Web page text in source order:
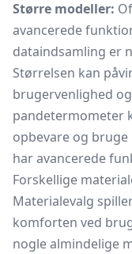
Større modeller:
avancerede
dataindsamling er
Størrelsen kan
brugervenlighed
pandetermometer
opbevare og
har avancerede
Forskellige
Materialevalg
komforten ved
nogle almindelige